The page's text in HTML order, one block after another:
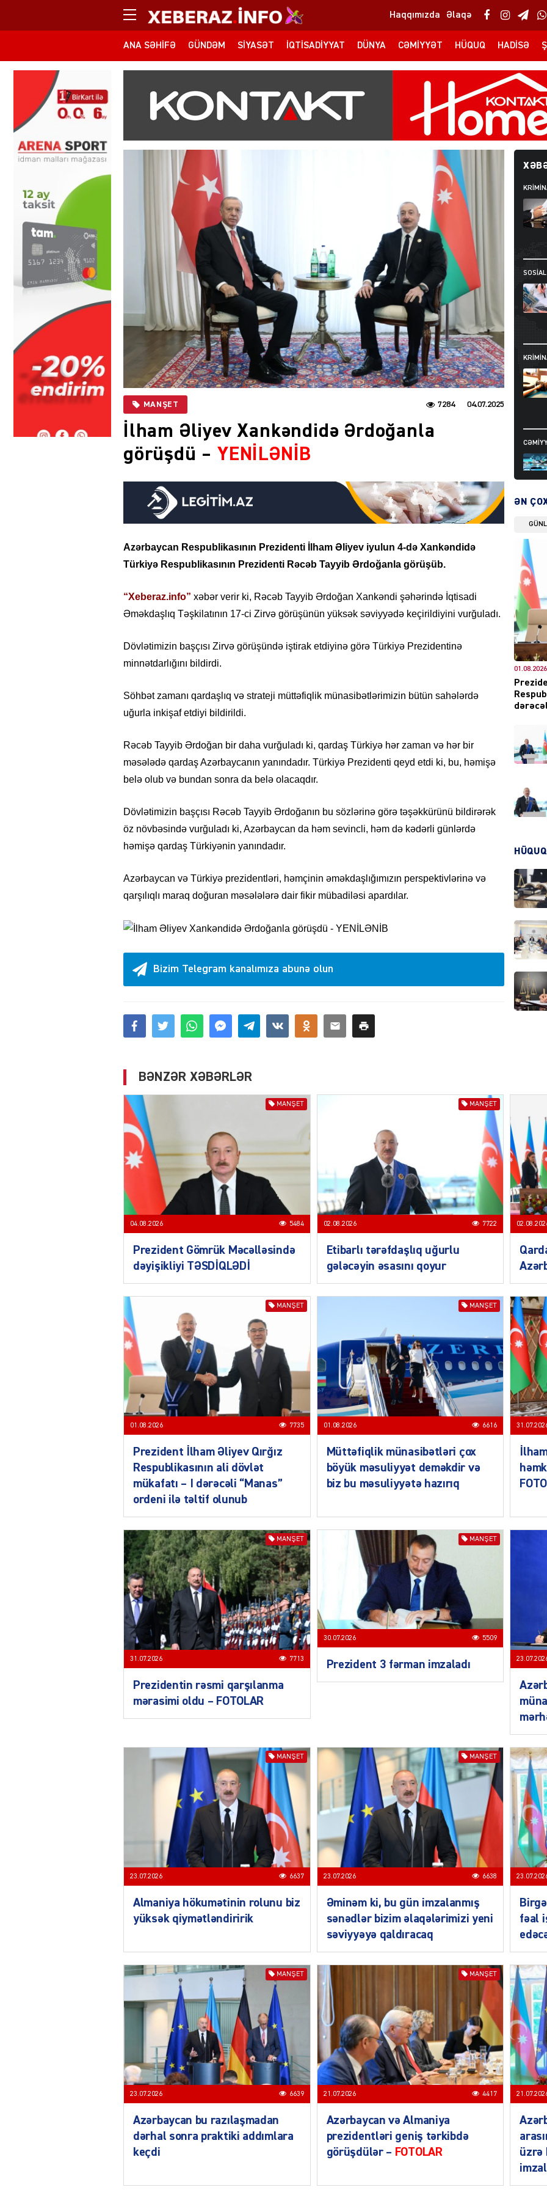
Haqqımızda Əlaqə
ANA SƏHIFƏ GÜNDƏM SIYASƏT İQTISADIYYAT DÜNYA CƏMIYYƏT HÜQUQ HADISƏ
MANŞET 04.07.2025
7284
İlham Əliyev Xankəndidə Ərdoğanla
görüşdü –YENİLƏNİB
Azərbaycan Respublikasının Prezidenti İlham Əliyev iyulun 4-də Xankəndidə
Türkiyə Respublikasının Prezidenti Rəcəb Tayyib Ərdoğanla görüşüb.
“Xeberaz.info” xəbər verir ki, Rəcəb Tayyib Ərdoğan Xankəndi şəhərində İqtisadi
Əməkdaşlıq Təşkilatının 17-ci Zirvə görüşünün yüksək səviyyədə keçirildiyini vurğuladı.
Dövlətimizin başçısı Zirvə görüşündə iştirak etdiyinə görə Türkiyə Prezidentinə
minnətdarlığını bildirdi.
Söhbət zamanı qardaşlıq və strateji müttəfiqlik münasibətlərimizin bütün sahələrdə
uğurla inkişaf etdiyi bildirildi.
Rəcəb Tayyib Ərdoğan bir daha vurğuladı ki, qardaş Türkiyə hər zaman və hər bir
məsələdə qardaş Azərbaycanın yanındadır. Türkiyə Prezidenti qeyd etdi ki, bu, həmişə
belə olub və bundan sonra da belə olacaqdır.
Dövlətimizin başçısı Rəcəb Tayyib Ərdoğanın bu sözlərinə görə təşəkkürünü bildirərək
öz növbəsində vurğuladı ki, Azərbaycan da həm sevincli, həm də kədərli günlərdə
həmişə qardaş Türkiyənin yanındadır.
Azərbaycan və Türkiyə prezidentləri, həmçinin əməkdaşlığımızın perspektivlərinə və
qarşılıqlı maraq doğuran məsələlərə dair fikir mübadiləsi apardılar.
Bizim Telegram kanalımıza abunə olun
SOSIAL
DÜNYA
ŞOU-
DÜNYA
SIYASƏT
ƏN
01.08.2026
HÜQUQ
BƏNZƏR XƏBƏRLƏR
MANŞET
04.08.2026 5484
Prezident Gömrük Məcəlləsində
dəyişikliyi TƏSDİQLƏDİ
MANŞET
02.08.2026 7722
Etibarlı tərəfdaşlıq uğurlu
gələcəyin əsasını qoyur
MANŞET
01.08.2026 7735
Prezident İlham Əliyev Qırğız
Respublikasının ali dövlət
mükafatı – I dərəcəli “Manas”
ordeni ilə təltif olunub
MANŞET
01.08.2026 6616
Müttəfiqlik münasibətləri çox
böyük məsuliyyət deməkdir və
biz bu məsuliyyətə hazırıq
MANŞET
31.07.2026 7713
Prezidentin rəsmi qarşılanma
mərasimi oldu – FOTOLAR
MANŞET
30.07.2026 5509
Prezident 3 fərman imzaladı
MANŞET
23.07.2026 6637
Almaniya hökumətinin rolunu biz
yüksək qiymətləndiririk
MANŞET
23.07.2026 6638
Əminəm ki, bu gün imzalanmış
sənədlər bizim əlaqələrimizi yeni
səviyyəyə qaldıracaq
fəal
MANŞET
23.07.2026 6639
Azərbaycan bu razılaşmadan
dərhal sonra praktiki addımlara
keçdi
MANŞET
21.07.2026 4417
Azərbaycan və Almaniya
prezidentləri geniş tərkibdə
görüşdülər – FOTOLAR
üzrə